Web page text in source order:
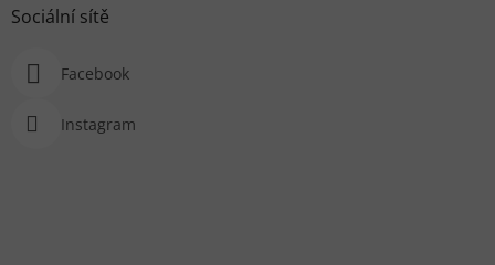
Sociální sítě
Facebook
Instagram